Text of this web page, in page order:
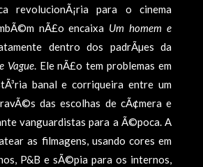
revolucionÃ¡ria para o cinema
nÃ£o encaixa Um homem e
dentro dos padrÃµes da
Vague. Ele nÃ£o tem problemas em
banal e corriqueira entre um
das escolhas de cÃ¢mera e
vanguardistas para a Ã©poca. A
as filmagens, usando cores em
P&B e sÃ©pia para os internos,